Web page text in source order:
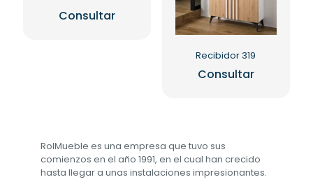
Consultar
Recibidor 319
Consultar
RolMueble es una empresa que tuvo sus
comienzos en el año 1991, en el cual han crecido
hasta llegar a unas instalaciones impresionantes.